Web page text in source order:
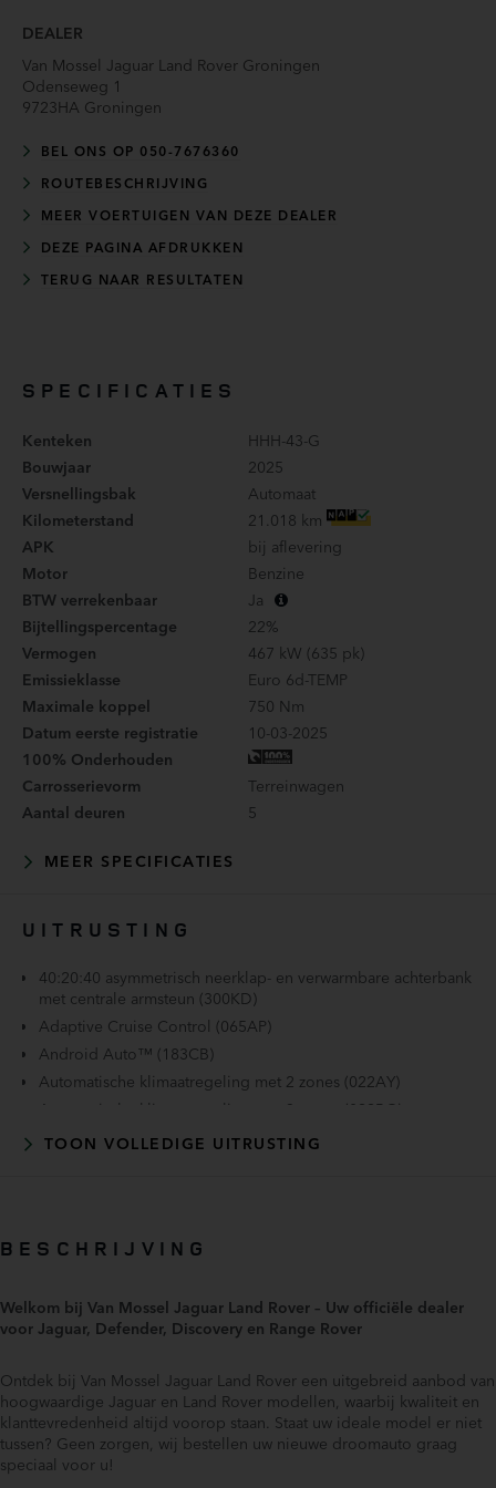
DEALER
Van Mossel Jaguar Land Rover Groningen
Odenseweg 1
9723HA Groningen
BEL ONS OP 050-7676360
ROUTEBESCHRIJVING
MEER VOERTUIGEN VAN DEZE DEALER
DEZE PAGINA AFDRUKKEN
TERUG NAAR RESULTATEN
SPECIFICATIES
Kenteken
HHH-43-G
Bouwjaar
2025
Versnellingsbak
Automaat
Kilometerstand
21.018 km
APK
bij aflevering
Motor
Benzine
BTW verrekenbaar
Ja
Bijtellingspercentage
22%
Vermogen
467 kW (635 pk)
Emissieklasse
Euro 6d-TEMP
Maximale koppel
750 Nm
Datum eerste registratie
10-03-2025
100% Onderhouden
Carrosserievorm
Terreinwagen
Aantal deuren
5
MEER SPECIFICATIES
UITRUSTING
40:20:40 asymmetrisch neerklap- en verwarmbare achterbank
met centrale armsteun (300KD)
Adaptive Cruise Control (065AP)
Android Auto™ (183CB)
Automatische klimaatregeling met 2 zones (022AY)
Automatische klimaatregeling met 3 zones (022BG)
Blind Spot Assis (086GM)
Luxe lederen interieur
(064QC)
Panoramisch schuifdak (041CZ)
Rear Traffic Monitor (086NB)
Roll Stability Control
3D Surround Camera (086GP)
3D Surround Camera system
TOON VOLLEDIGE UITRUSTING
BESCHRIJVING
Welkom bij Van Mossel Jaguar Land Rover – Uw officiële dealer
voor Jaguar, Defender, Discovery en Range Rover
Ontdek bij Van Mossel Jaguar Land Rover een uitgebreid aanbod van
hoogwaardige Jaguar en Land Rover modellen, waarbij kwaliteit en
klanttevredenheid altijd voorop staan. Staat uw ideale model er niet
tussen? Geen zorgen, wij bestellen uw nieuwe droomauto graag
speciaal voor u!